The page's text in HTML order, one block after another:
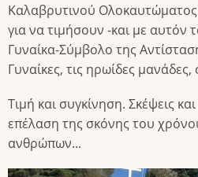
Καλαβρυτινού Ολοκαυτώματος
για να τιμήσουν -και με αυτόν
Γυναίκα-Σύμβολο της
Γυναίκες, τις ηρωίδες
Τιμή και συγκίνηση. Σκέψεις
επέλαση της σκόνης του
ανθρώπων...